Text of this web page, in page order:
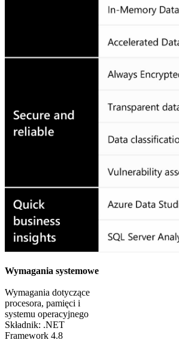
Wymagania systemowe
Wymagania dotyczące
procesora, pamięci i
systemu operacyjnego
Składnik: .NET
Framework 4.8